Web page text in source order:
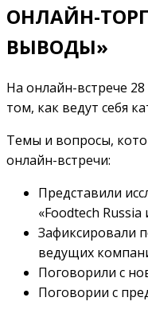
ОНЛАЙН-
ВЫВОДЫ»
На онлайн-встрече
том, как ведут себя
Темы и вопросы,
онлайн-встречи:
Представили
«Foodtech Russia
Зафиксировали
ведущих
Поговорили с
Поговории с